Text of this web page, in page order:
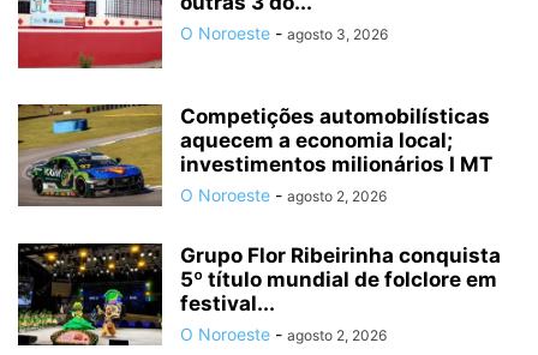
O Noroeste - agosto 3, 2026
Competições automobilísticas
aquecem a economia local;
investimentos milionários I MT
O Noroeste - agosto 2, 2026
Grupo Flor Ribeirinha conquista
5º título mundial de folclore em
festival...
O Noroeste - agosto 2, 2026